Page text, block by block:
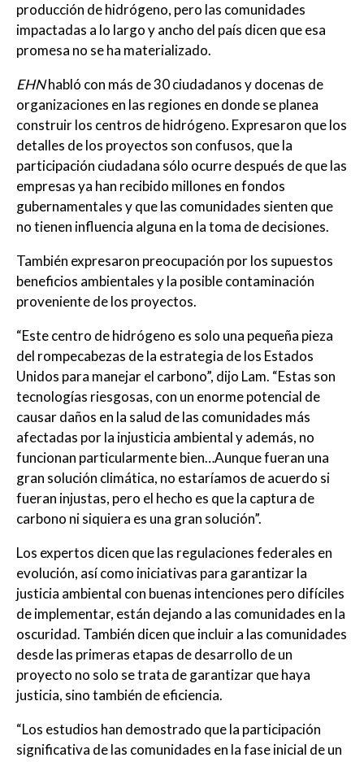
producción de hidrógeno, pero las comunidades
impactadas a lo largo y ancho del país dicen que esa
promesa no se ha materializado.
EHNhabló con más de 30 ciudadanos y docenas de
organizaciones en las regiones en donde se planea
construir los centros de hidrógeno. Expresaron que los
detalles de los proyectos son confusos, que la
participación ciudadana sólo ocurre después de que las
empresas ya han recibido millones en fondos
gubernamentales y que las comunidades sienten que
no tienen influencia alguna en la toma de decisiones.
También expresaron preocupación por los supuestos
beneficios ambientales y la posible contaminación
proveniente de los proyectos.
“Este centro de hidrógeno es solo una pequeña pieza
del rompecabezas de la estrategia de los Estados
Unidos para manejar el carbono”, dijo Lam. “Estas son
tecnologías riesgosas, con un enorme potencial de
causar daños en la salud de las comunidades más
afectadas por la injusticia ambiental y además, no
funcionan particularmente bien…Aunque fueran una
gran solución climática, no estaríamos de acuerdo si
fueran injustas, pero el hecho es que la captura de
carbono ni siquiera es una gran solución”.
Los expertos dicen que las regulaciones federales en
evolución, así como iniciativas para garantizar la
justicia ambiental con buenas intenciones pero difíciles
de implementar, están dejando a las comunidades en la
oscuridad. También dicen que incluir a las comunidades
desde las primeras etapas de desarrollo de un
proyecto no solo se trata de garantizar que haya
justicia, sino también de eficiencia.
“Los estudios han demostrado que la participación
significativa de las comunidades en la fase inicial de un